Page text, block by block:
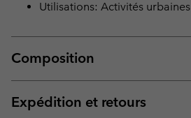
Utilisations: Activités urbaines
Composition
Expédition et retours